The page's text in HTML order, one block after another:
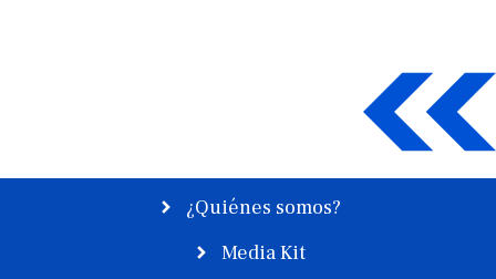
¿Quiénes somos?
Media Kit